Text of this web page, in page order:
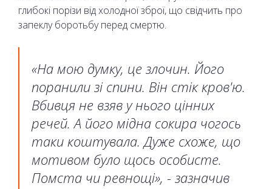
глибокі порізи від холодної зброї, що свідчить про
запеклу боротьбу перед смертю.
«На мою думку, це злочин. Його
поранили зі спини. Він стік кров'ю.
Вбивця не взяв у нього цінних
речей. А його мідна сокира чогось
таки коштувала. Дуже схоже, що
мотивом було щось особисте.
Помста чи ревнощі», - зазначив